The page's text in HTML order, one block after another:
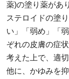
薬)の塗り薬があ
ステロイドの塗
い」「弱め」「
ぞれの皮膚の症
考えた上で、適
他に、かゆみを